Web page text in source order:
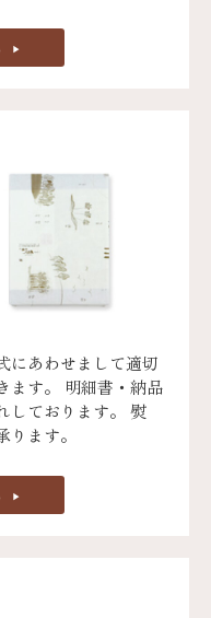
にあわせまして適切
ます。 明細書・納品
しております。 熨
ます。